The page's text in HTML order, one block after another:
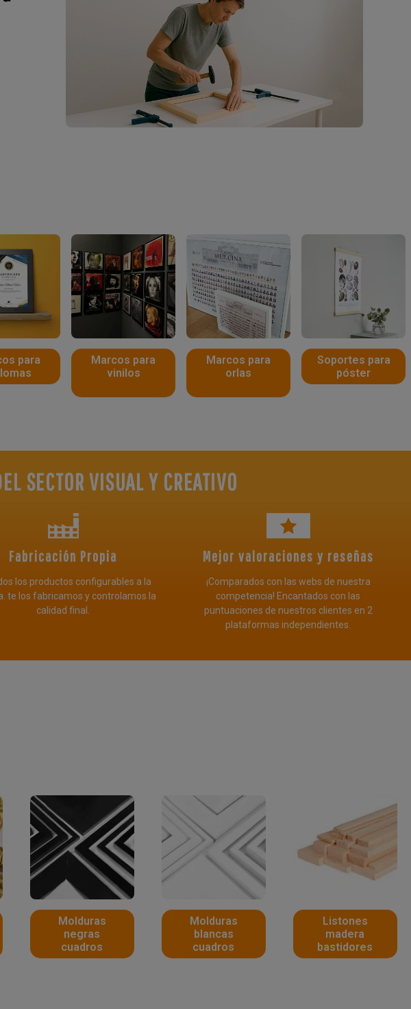
para
Marcos para
vinilos
Marcos para
orlas
Soportes para
póster
SECTOR VISUAL Y CREATIVO
Fabricación Propia
los productos configurables a la
te los fabricamos y controlamos la
calidad final.
Mejor valoraciones y reseñas
¡Comparados con las webs de nuestra
competencia! Encantados con las
puntuaciones de nuestros clientes en 2
plataformas independientes.
Molduras
negras
cuadros
Molduras
blancas
cuadros
Listones
madera
bastidores